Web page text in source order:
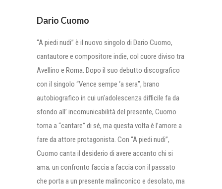
Dario Cuomo
“A piedi nudi” è il nuovo singolo di Dario Cuomo,
cantautore e compositore indie, col cuore diviso tra
Avellino e Roma. Dopo il suo debutto discografico
con il singolo “Vence sempe ‘a sera”, brano
autobiografico in cui un’adolescenza difficile fa da
sfondo all’ incomunicabilità del presente, Cuomo
torna a “cantare” di sé, ma questa volta è l’amore a
fare da attore protagonista. Con “A piedi nudi”,
Cuomo canta il desiderio di avere accanto chi si
ama; un confronto faccia a faccia con il passato
che porta a un presente malinconico e desolato, ma